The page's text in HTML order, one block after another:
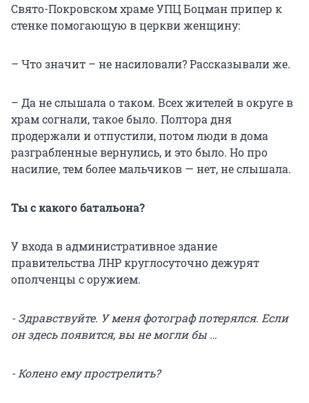
Свято-Покровском храме УПЦ Боцман припер к
стенке помогающую в церкви женщину:
– Что значит – не насиловали? Рассказывали же.
– Да не слышала о таком. Всех жителей в округе в
храм согнали, такое было. Полтора дня
продержали и отпустили, потом люди в дома
разграбленные вернулись, и это было. Но про
насилие, тем более мальчиков — нет, не слышала.
Ты с какого батальона?
У входа в административное здание
правительства ЛНР круглосуточно дежурят
ополченцы с оружием.
- Здравствуйте. У меня фотограф потерялся. Если
он здесь появится, вы не могли бы …
- Колено ему прострелить?